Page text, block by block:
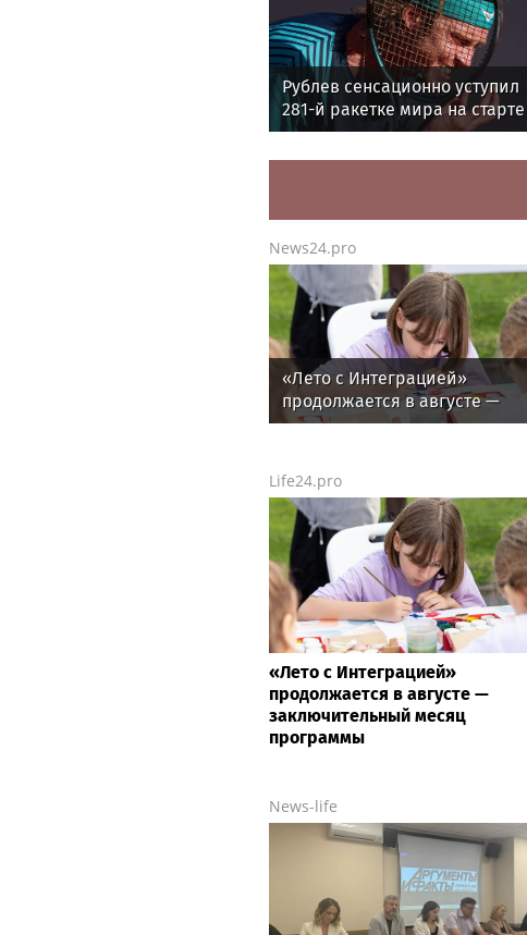
Рублев сенсационно уступил
281-й ракетке мира на старте
"Мастерса"
News24.pro
«Лето с Интеграцией»
продолжается в августе —
заключительный месяц
Life24.pro
«Лето с Интеграцией»
продолжается в августе —
заключительный месяц
программы
News-life